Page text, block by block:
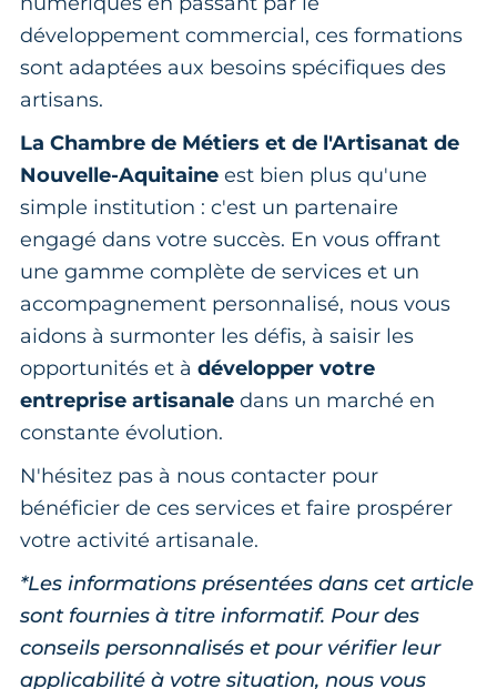
développement commercial, ces formations
sont adaptées aux besoins spécifiques des
artisans.
La Chambre de Métiers et de l'Artisanat de
Nouvelle-Aquitaine est bien plus qu'une
simple institution : c'est un partenaire
engagé dans votre succès. En vous offrant
une gamme complète de services et un
accompagnement personnalisé, nous vous
aidons à surmonter les défis, à saisir les
opportunités et à développer votre
entreprise artisanale dans un marché en
constante évolution.
N'hésitez pas à nous contacter pour
bénéficier de ces services et faire prospérer
votre activité artisanale.
*Les informations présentées dans cet article
sont fournies à titre informatif. Pour des
conseils personnalisés et pour vérifier leur
applicabilité à votre situation, nous vous